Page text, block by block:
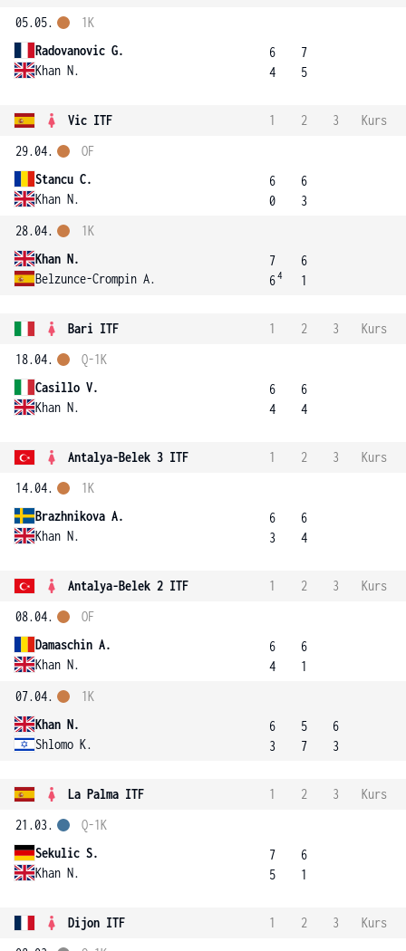
05.05.
Radovanovic G.
Khan N.
1K
6
4
7
5
Vic ITF 1 2 3
Kurs
29.04.
Stancu C.
Khan N.
OF
6
0
6
3
28.04.
Khan N.
Belzunce-Crompin A.
1K
7
64
6
1
Bari ITF 1 2 3
Kurs
18.04.
Casillo V.
Khan N.
Q-1K
6
4
6
4
Antalya-Belek 3 ITF 1 2 3
Kurs
14.04.
Brazhnikova A.
Khan N.
1K
6
3
6
4
Antalya-Belek 2 ITF 1 2 3
Kurs
08.04.
Damaschin A.
Khan N.
OF
6
4
6
1
07.04.
Khan N.
Shlomo K.
1K
6
3
5
7
6
3
La Palma ITF 1 2 3
Kurs
21.03.
Sekulic S.
Khan N.
Q-1K
7
5
6
1
Dijon ITF 1 2 3
Kurs